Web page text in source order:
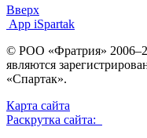
Вверх
App iSpartak
© РОО «Фратрия»
являются
«Спартак».
Карта сайта
Раскрутка сайта: